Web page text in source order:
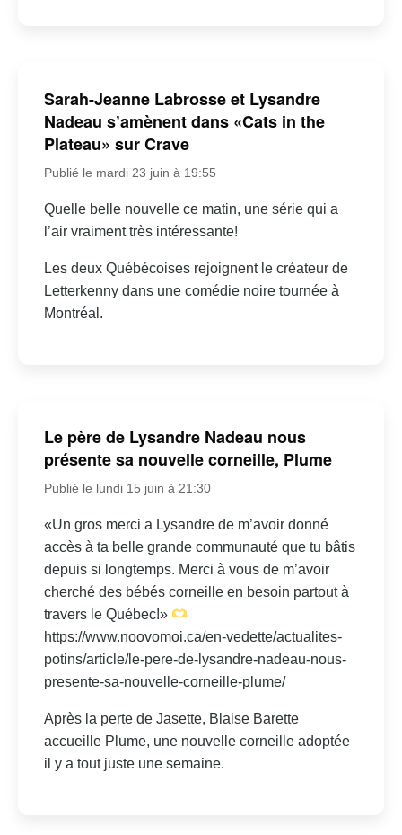
Sarah-Jeanne Labrosse et Lysandre
Nadeau s’amènent dans «Cats in the
Plateau» sur Crave
Publié le mardi 23 juin à 19:55
Quelle belle nouvelle ce matin, une série qui a
l’air vraiment très intéressante!
Les deux Québécoises rejoignent le créateur de
Letterkenny dans une comédie noire tournée à
Montréal.
Le père de Lysandre Nadeau nous
présente sa nouvelle corneille, Plume
Publié le lundi 15 juin à 21:30
«Un gros merci a Lysandre de m’avoir donné
accès à ta belle grande communauté que tu bâtis
depuis si longtemps. Merci à vous de m’avoir
cherché des bébés corneille en besoin partout à
travers le Québec!»
https://www.noovomoi.ca/en-vedette/actualites-
potins/article/le-pere-de-lysandre-nadeau-nous-
presente-sa-nouvelle-corneille-plume/
Après la perte de Jasette, Blaise Barette
accueille Plume, une nouvelle corneille adoptée
il y a tout juste une semaine.